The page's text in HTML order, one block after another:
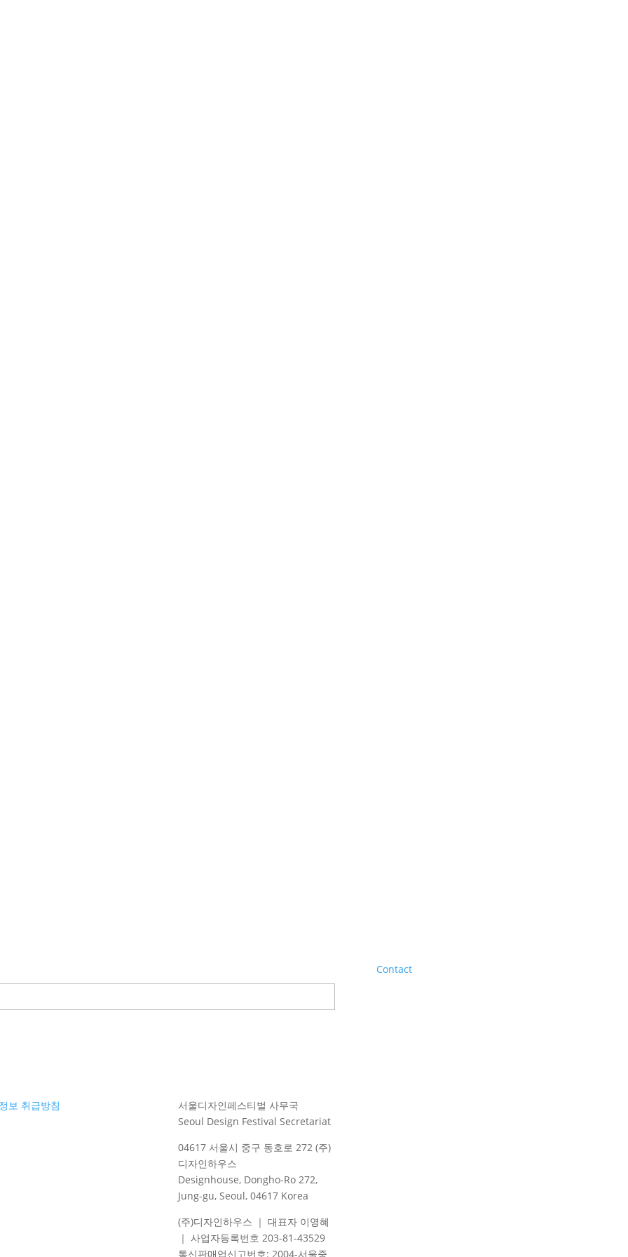
Contact
보 취급방침
서울디자인페스티벌 사무국
Seoul Design Festival Secretariat
04617 서울시 중구 동호로 272 (주)
디자인하우스
Designhouse, Dongho-Ro 272,
Jung-gu, Seoul, 04617 Korea
(주)디자인하우스 ｜ 대표자 이영혜
｜ 사업자등록번호 203-81-43529
통신판매업신고번호: 2004-서울중